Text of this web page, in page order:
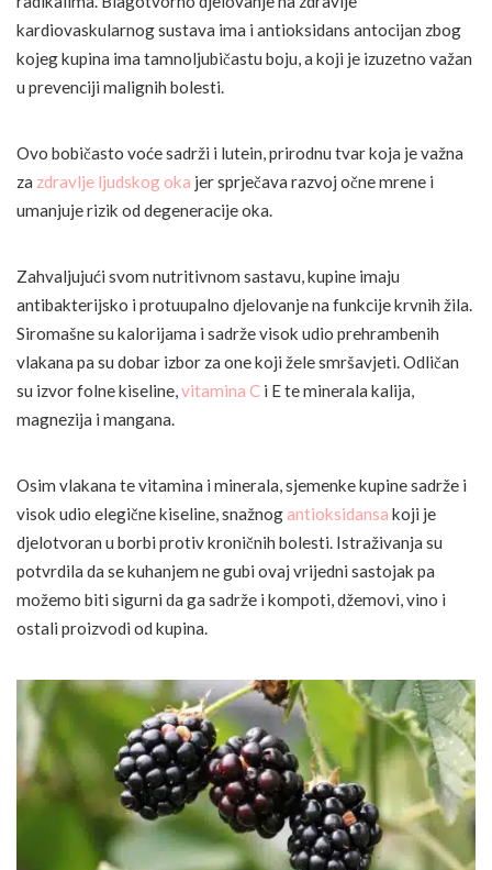
kardiovaskularnog sustava ima i antioksidans antocijan zbog
kojeg kupina ima tamnoljubičastu boju, a koji je izuzetno važan
u prevenciji malignih bolesti.
Ovo bobičasto voće sadrži i lutein, prirodnu tvar koja je važna
za zdravlje ljudskog oka jer sprječava razvoj očne mrene i
umanjuje rizik od degeneracije oka.
Zahvaljujući svom nutritivnom sastavu, kupine imaju
antibakterijsko i protuupalno djelovanje na funkcije krvnih žila.
Siromašne su kalorijama i sadrže visok udio prehrambenih
vlakana pa su dobar izbor za one koji žele smršavjeti. Odličan
su izvor folne kiseline,vitamina C i E te minerala kalija,
magnezija i mangana.
Osim vlakana te vitamina i minerala, sjemenke kupine sadrže i
visok udio elegične kiseline, snažnogantioksidansa koji je
djelotvoran u borbi protiv kroničnih bolesti. Istraživanja su
potvrdila da se kuhanjem ne gubi ovaj vrijedni sastojak pa
možemo biti sigurni da ga sadrže i kompoti, džemovi, vino i
ostali proizvodi od kupina.